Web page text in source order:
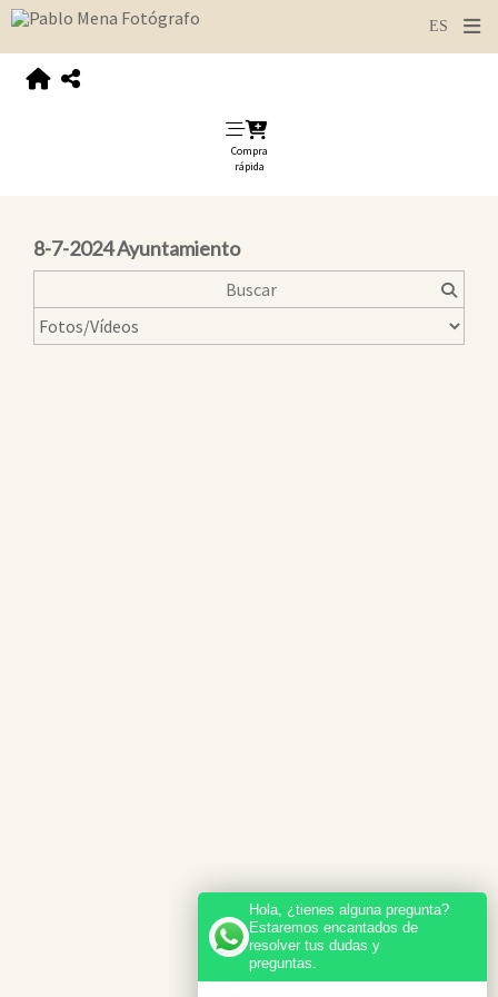
Compra
rápida
8-7-2024 Ayuntamiento
Hola, ¿tienes alguna pregunta?
Estaremos encantados de
resolver tus dudas y
preguntas.